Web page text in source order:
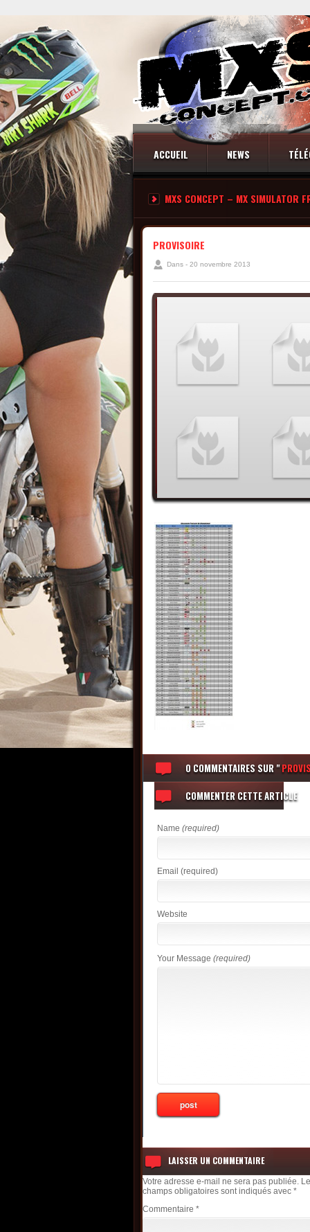
ACCUEIL NEWS
CONTACT
MXS CONCEPT – MX SIMULATOR
PROVISOIRE
Dans - 20 novembre 2013
0 COMMENTAIRESSUR "
COMMENTER CETTE ARTICLE
Name (required)
Email (required)
Website
Your Message (required)
LAISSER UN COMMENTAIRE
Votre adresse e-mail ne sera pas publiée.
champs obligatoires sont indiqués avec *
Commentaire *